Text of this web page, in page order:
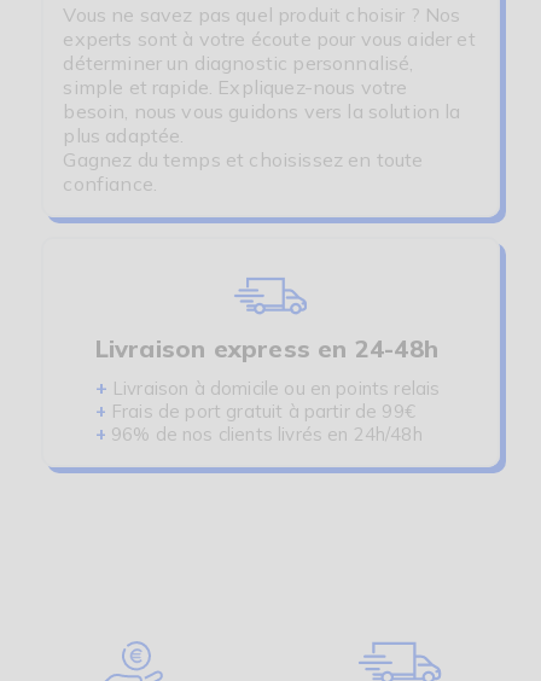
Vous ne savez pas quel produit choisir ? Nos
experts sont à votre écoute pour vous aider et
déterminer un diagnostic personnalisé,
simple et rapide. Expliquez-nous votre
besoin, nous vous guidons vers la solution la
plus adaptée.
Gagnez du temps et choisissez en toute
confiance.
Livraison express en 24-48h
+ Livraison à domicile ou en points relais
+ Frais de port gratuit à partir de 99€
+ 96% de nos clients livrés en 24h/48h